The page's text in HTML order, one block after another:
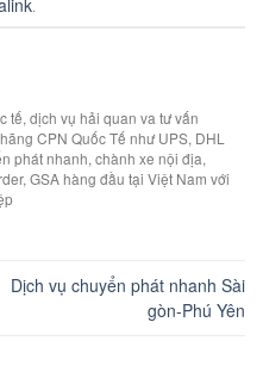
.
tế, dịch vụ hải quan va tư vấn
CPN Quốc Tế như UPS, DHL
phát nhanh, chành xe nội địa,
GSA hàng đầu tại Việt Nam với
Dịch vụ chuyển phát nhanh Sài
gòn-Phú Yên